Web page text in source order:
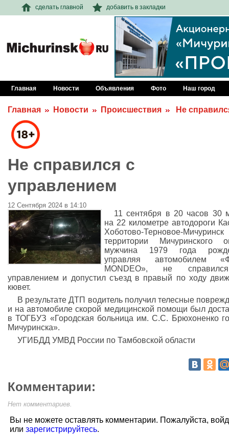
сделать главной добавить в закладки
Главная Новости Объявления Фото Наш город
Главная Новости Происшествия Не
Не справился с
управлением
12 Сентября 2024 в 14:10
11 сентября в 20 часов 30
на 22 километре автодороги
Хоботово-Терновое-
территории Мичуринского
мужчина 1979 года
управляя автомобилем
MONDEO», не
управлением и допустил съезд в правый по ходу
кювет.
В результате ДТП водитель получил телесные
и на автомобиле скорой медицинской помощи был
в ТОГБУЗ «Городская больница им. С.С. Брюхоненко
Мичуринска».
УГИБДД УМВД России по Тамбовской области
Комментарии:
Нет комментариев.
Вы не можете оставлять комментарии. Пожалуйста,
или зарегистрируйтесь.